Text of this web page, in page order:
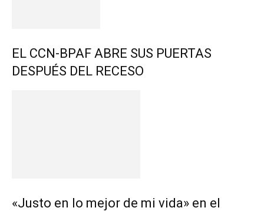
EL CCN-BPAF ABRE SUS PUERTAS
DESPUÉS DEL RECESO
«Justo en lo mejor de mi vida» en el